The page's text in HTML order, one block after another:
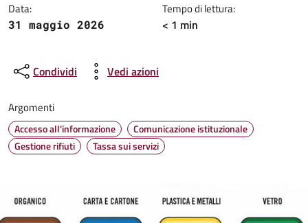
Data:
31 maggio 2026
Tempo di lettura:
< 1 min
Condividi Vedi azioni
Argomenti
Accesso all'informazione
Comunicazione istituzionale
Gestione rifiuti
Tassa sui servizi